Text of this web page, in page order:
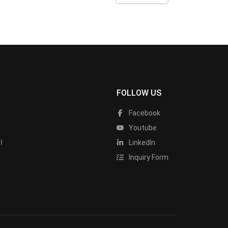
FOLLOW US
Facebook
Youtube
LinkedIn
Inquiry Form